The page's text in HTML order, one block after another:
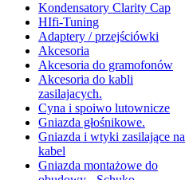
Kondensatory Clarity Cap
HIfi-Tuning
Adaptery / przejściówki
Akcesoria
Akcesoria do gramofonów
Akcesoria do kabli
zasilajacych.
Cyna i spoiwo lutownicze
Gniazda głośnikowe.
Gniazda i wtyki zasilające na
kabel
Gniazda montażowe do